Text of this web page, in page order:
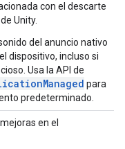
con el descarte
Unity.
del anuncio nativo
dispositivo, incluso si
Usa la API de
para
predeterminado.
en el